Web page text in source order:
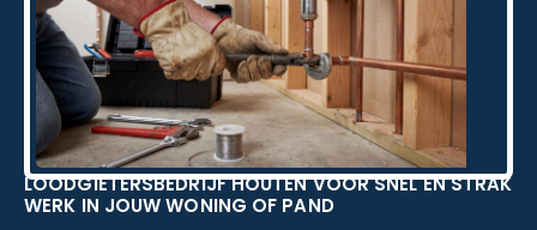
LOODGIETERSBEDRIJF HOUTEN VOOR SNEL EN STRAK
WERK IN JOUW WONING OF PAND